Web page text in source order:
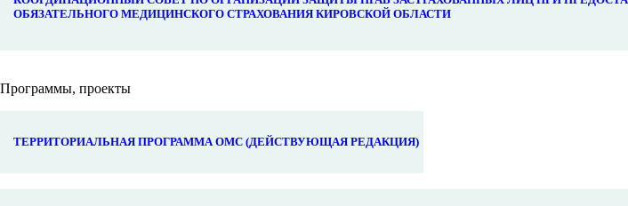
ОБЯЗАТЕЛЬНОГО МЕДИЦИНСКОГО СТРАХОВАНИЯ КИРОВСКОЙ ОБЛАСТИ
Программы, проекты
ТЕРРИТОРИАЛЬНАЯ ПРОГРАММА ОМС (ДЕЙСТВУЮЩАЯ РЕДАКЦИЯ)